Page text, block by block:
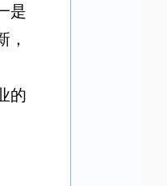
是
，
的